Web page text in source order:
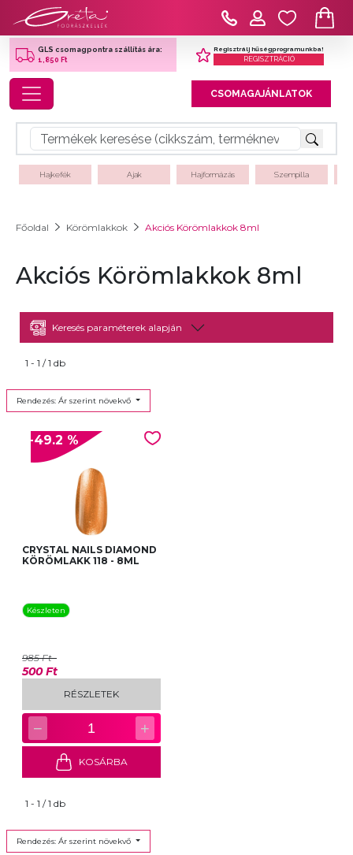
GLS csomagpontra szállítás ára:
1,850 Ft
Regisztrálj hűségprogramunkba!
REGISZTRÁCIÓ
Toggle navigation CSOMAGAJÁNLATOK
Hajkefék Ajak Hajformázás Szempilla
Főoldal Körömlakkok Akciós Körömlakkok 8ml
Akciós Körömlakkok 8ml
Keresés paraméterek alapján
1 - 1 / 1 db
Rendezés: Ár szerint növekvő
-49.2 %
CRYSTAL NAILS DIAMOND
KÖRÖMLAKK 118 - 8ML
Készleten
985 Ft
500 Ft
RÉSZLETEK
− 1 +
KOSÁRBA
1 - 1 / 1 db
Rendezés: Ár szerint növekvő